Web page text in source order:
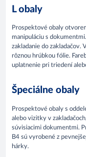
L obaly
Prospektové obaly
manipuláciu s
zakladanie do
rôznou hrúbkou fólie.
uplatnenie pri triedení
Špeciálne obaly
Prospektové obaly s
alebo vizitky v
súvisiacimi dokumentmi.
B4 sú vyrobené z
hárky.